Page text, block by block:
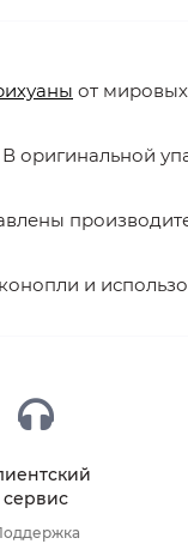
от
оригинальной
и
сервис